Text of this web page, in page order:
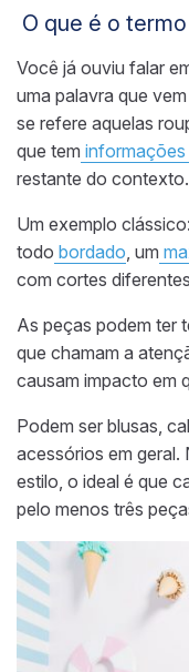
O que é o
Você já ouviu falar
uma palavra que
se refere aquelas
que tem informações
restante do contexto.
Um exemplo
todo bordado, um
com cortes
As peças podem ter
que chamam a
causam impacto em
Podem ser blusas,
acessórios em geral.
estilo, o ideal é que
pelo menos três